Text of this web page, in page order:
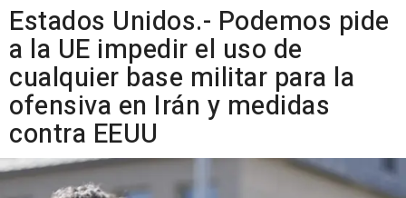
Estados Unidos.- Podemos pide
a la UE impedir el uso de
cualquier base militar para la
ofensiva en Irán y medidas
contra EEUU